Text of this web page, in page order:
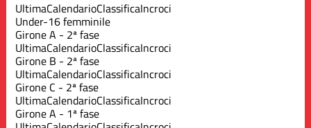
UltimaCalendarioClassificaIncroci
Under-16 femminile
Girone A - 2ª fase
UltimaCalendarioClassificaIncroci
Girone B - 2ª fase
UltimaCalendarioClassificaIncroci
Girone C - 2ª fase
UltimaCalendarioClassificaIncroci
Girone A - 1ª fase